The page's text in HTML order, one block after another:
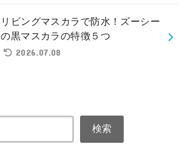
リビングマスカラで防水！ズーシー
の黒マスカラの特徴５つ
2026.07.08
検索